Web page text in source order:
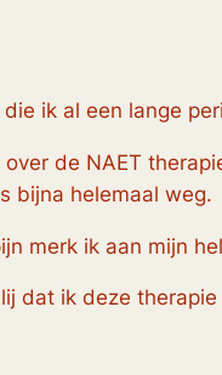
die ik al een lange
de NAET
bijna helemaal weg.
merk ik aan mijn
dat ik deze